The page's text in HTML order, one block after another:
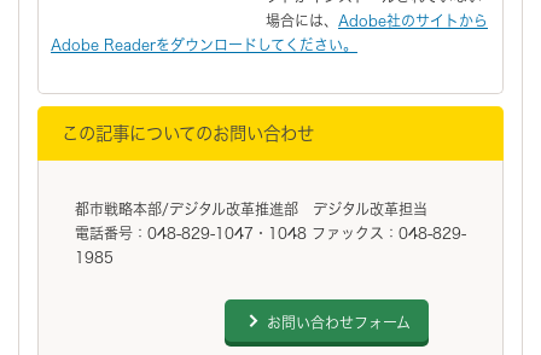
場合には、 Adobe社のサイトから
Adobe Readerをダウンロードしてください。
この記事についてのお問い合わせ
都市戦略本部/デジタル改革推進部 デジタル改革担当
電話番号：048-829-1047・1048 ファックス：048-829-
1985
お問い合わせフォーム